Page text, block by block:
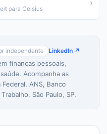
para Celsius
›
independente LinkedIn ↗
finanças pessoais,
Acompanha as
ANS, Banco
São Paulo, SP.